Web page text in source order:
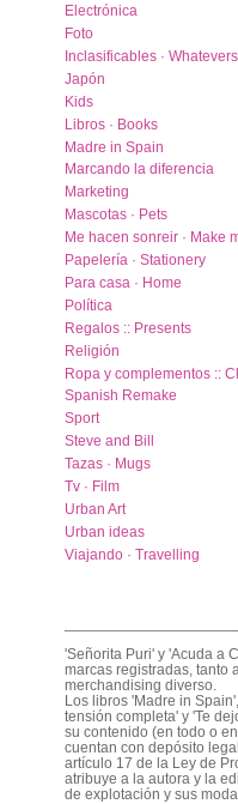
Electrónica
Foto
Inclasificables · Whatevers
Japón
Kids
Libros · Books
Madre in Spain
Marcando la diferencia
Marketing
Mascotas · Pets
Me hacen sonreir · Make
Papelería · Stationery
Para casa · Home
Política
Regalos :: Presents
Religión
Ropa y complementos ::
Spanish Remake
Sport
Steve and Bill
Tazas · Mugs
Tv · Film
Urban Art
Urban ideas
Viajando · Travelling
'Señorita Puri' y 'Acuda a
marcas registradas, tanto
merchandising diverso.
Los libros 'Madre in
tensión completa' y 'Te
su contenido (en todo o
cuentan con depósito
artículo 17 de la Ley de
atribuye a la autora y la
de explotación y sus